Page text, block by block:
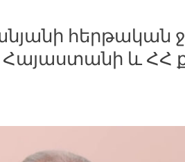
հերթական
Հայաստանի և ՀՀ